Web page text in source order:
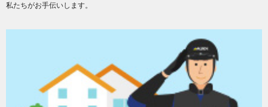
私たちがお手伝いします。